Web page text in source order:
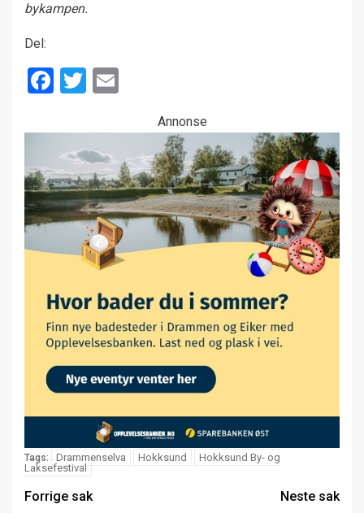
bykampen.
Del:
Facebook
Twitter
Annonse
Tags: Drammenselva Hokksund
Hokksund By- og
Laksefestival
Forrige sak
Neste sak